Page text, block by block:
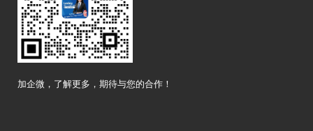
加企微，了解更多，期待与您的合作！